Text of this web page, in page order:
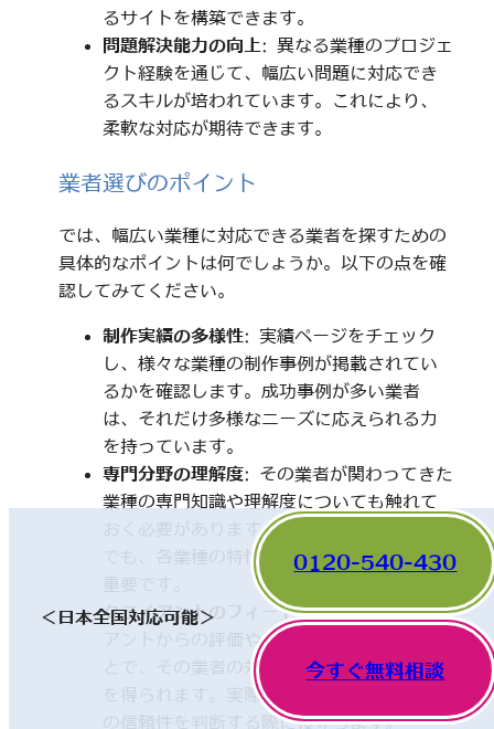
るサイトを構築できます。
問題解決能力の向上: 異なる業種のプロジェ
クト経験を通じて、幅広い問題に対応でき
るスキルが培われています。これにより、
柔軟な対応が期待できます。
業者選びのポイント
では、幅広い業種に対応できる業者を探すための
具体的なポイントは何でしょうか。以下の点を確
認してみてください。
制作実績の多様性: 実績ページをチェック
し、様々な業種の制作事例が掲載されてい
るかを確認します。成功事例が多い業者
は、それだけ多様なニーズに応えられる力
を持っています。
専門分野の理解度: その業者が関わってきた
業種の専門知識や理解度についても触れて
おく必要があります。一見、異なった分野
でも、各業種の特性を理解していることが
クライアントのフィードバック: 他のクライ
アントからの評価やレビューを確認するこ
とで、その業者の対応や成果に関する情報
を得られます。実際の利用者の声は、業者
の信頼性を判断する際に役立ちます。
＜日本全国対応可能＞
0120-540-430
今すぐ無料相談